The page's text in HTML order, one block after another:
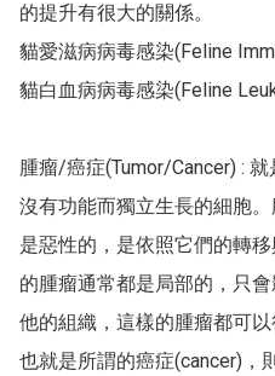
的提升有很大的關係。
貓愛滋病病毒感染(Feline
貓白血病病毒感染(Feline
腫瘤/癌症(Tumor/Cancer) :
沒有功能而獨立生長的細胞
是惡性的，是依照它們的轉
的腫瘤通常都是局部的，只
他的組織，這樣的腫瘤都可
也就是所謂的癌症(cancer)，